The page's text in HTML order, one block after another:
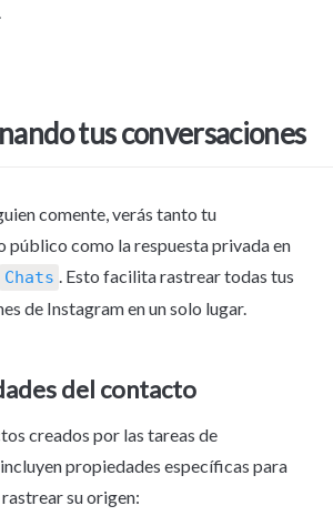
tus conversaciones
comente, verás tanto tu
público como la respuesta privada en
Chats . Esto facilita rastrear todas tus
de Instagram en un solo lugar.
del contacto
creados por las tareas de
propiedades específicas para
su origen: